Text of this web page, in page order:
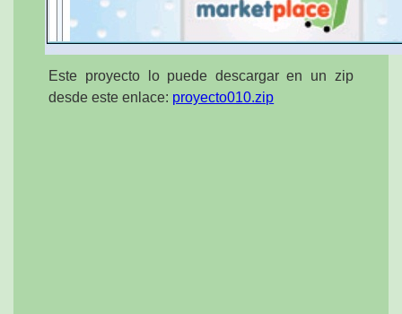
Este proyecto lo puede descargar en un zip
desde este enlace: proyecto010.zip